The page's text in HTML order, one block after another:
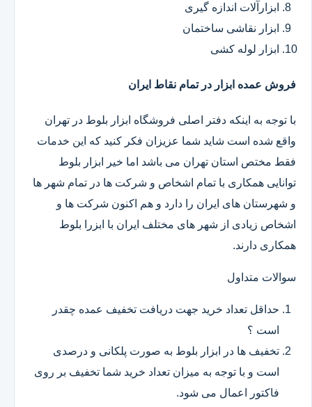
ابزارآلات اندازه گیری
ابزار نقاشی ساختمان
ابزار لوله کشی
فروش عمده ابزار در تمام نقاط ایران
با توجه به اینکه دفتر اصلی فروشگاه ابزار بلوط در تهران
واقع شده است شاید شما عزیزان فکر کنید که این خدمات
فقط مختص استان تهران می باشد اما خیر ابزار بلوط
توانایی همکاری با تمام اشخاص و شرکت ها در تمام شهر ها
و شهرستان های ایران را دارد و هم اکنون شرکت ها و
اشخاص زیادی از شهر های مختلف ایران با ابزرا بلوط
همکاری دارند.
سوالات متداول
حداقل تعداد خرید جهت دریافت تخفیف عمده چقدر
است ؟
تخفیف ها در ابزار بلوط به صورت پلکانی و درصدی
است و با توجه به میزان تعداد خرید شما تخفیف بر روی
فاکتور اعمال می شود.